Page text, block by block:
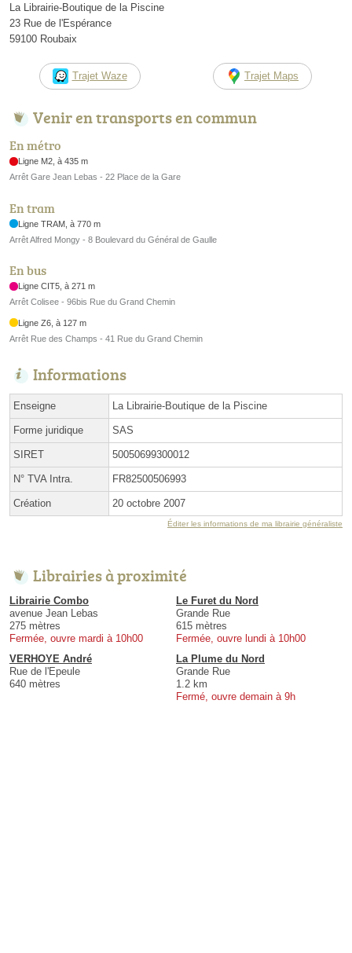
La Librairie-Boutique de la Piscine
23 Rue de l'Espérance
59100 Roubaix
Trajet Waze Trajet Maps
Venir en transports en commun
En métro
Ligne M2, à 435 m
Arrêt Gare Jean Lebas - 22 Place de la Gare
En tram
Ligne TRAM, à 770 m
Arrêt Alfred Mongy - 8 Boulevard du Général de Gaulle
En bus
Ligne CIT5, à 271 m
Arrêt Colisee - 96bis Rue du Grand Chemin
Ligne Z6, à 127 m
Arrêt Rue des Champs - 41 Rue du Grand Chemin
Informations
Enseigne La Librairie-Boutique de la Piscine
Forme juridique SAS
SIRET 50050699300012
N° TVA Intra. FR82500506993
Création 20 octobre 2007
Éditer les informations de ma librairie généraliste
Librairies à proximité
Librairie Combo
avenue Jean Lebas
275 mètres
Fermée, ouvre mardi à 10h00
Le Furet du Nord
Grande Rue
615 mètres
Fermée, ouvre lundi à 10h00
VERHOYE André
Rue de l'Epeule
640 mètres
La Plume du Nord
Grande Rue
1.2 km
Fermé, ouvre demain à 9h